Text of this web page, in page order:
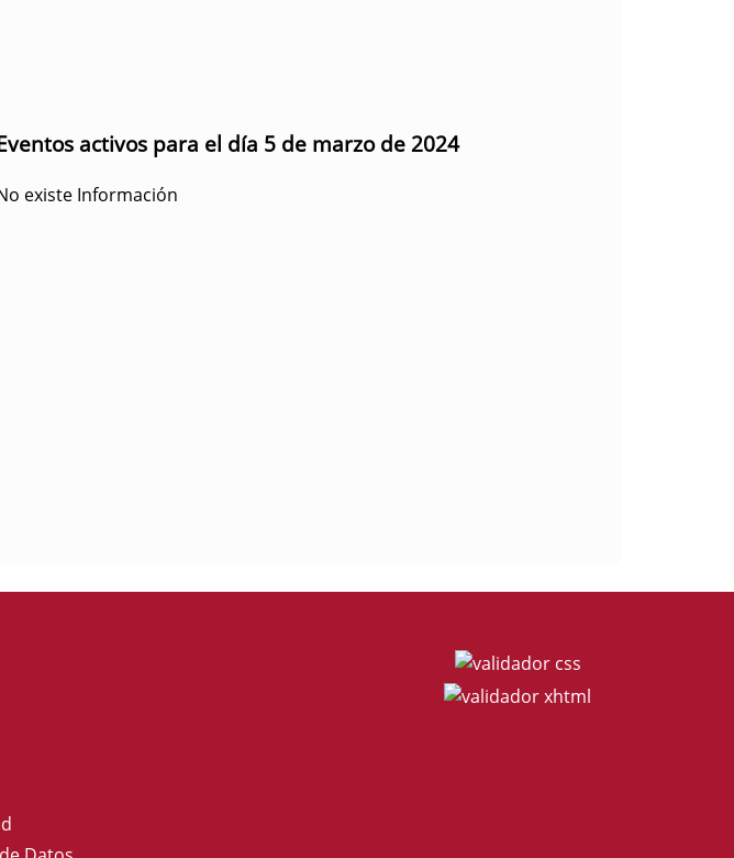
activos para el día 5 de marzo de 2024
existe Información